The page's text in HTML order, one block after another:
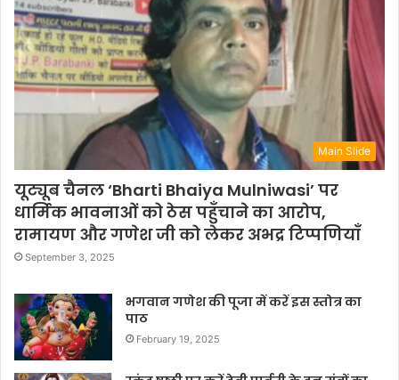
Main Slide
यूट्यूब चैनल ‘Bharti Bhaiya Mulniwasi’ पर
धार्मिक भावनाओं को ठेस पहुँचाने का आरोप,
रामायण और गणेश जी को लेकर अभद्र टिप्पणियाँ
September 3, 2025
भगवान गणेश की पूजा में करें इस स्तोत्र का
पाठ
February 19, 2025